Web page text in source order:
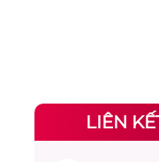
LIÊN